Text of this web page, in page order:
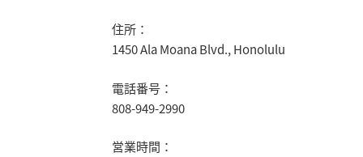
住所：
1450 Ala Moana Blvd., Honolulu
電話番号：
808-949-2990
営業時間：